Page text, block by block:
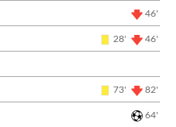
46'
28' 46'
73' 82'
64'